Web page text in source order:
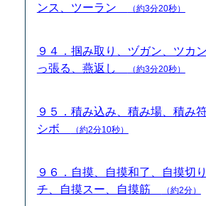
ンス、ツーラン
（約3分20秒）
９４．掴み取り、ヅガン、ツカ
っ張る、燕返し
（約3分20秒）
９５．積み込み、積み場、積み
シボ
（約2分10秒）
９６．自摸、自摸和了、自摸切
チ、自摸スー、自摸筋
（約2分）